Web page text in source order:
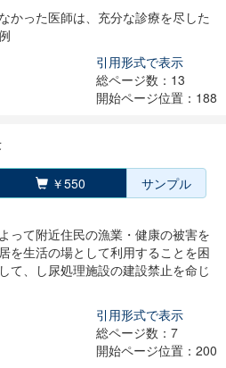
かった医師は、充分な診療を尽した
引用形式で表示
総ページ数：13
開始ページ位置：188
￥550 サンプル
って附近住民の漁業・健康の被害を
を生活の場として利用することを困
て、し尿処理施設の建設禁止を命じ
引用形式で表示
総ページ数：7
開始ページ位置：200